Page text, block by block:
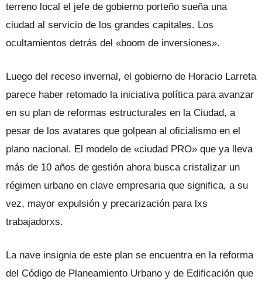
terreno local el jefe de gobierno porteño sueña una
ciudad al servicio de los grandes capitales. Los
ocultamientos detrás del «boom de inversiones».
Luego del receso invernal, el gobierno de Horacio Larreta
parece haber retomado la iniciativa política para avanzar
en su plan de reformas estructurales en la Ciudad, a
pesar de los avatares que golpean al oficialismo en el
plano nacional. El modelo de «ciudad PRO» que ya lleva
más de 10 años de gestión ahora busca cristalizar un
régimen urbano en clave empresaria que significa, a su
vez, mayor expulsión y precarización para lxs
trabajadorxs.
La nave insignia de este plan se encuentra en la reforma
del Código de Planeamiento Urbano y de Edificación que